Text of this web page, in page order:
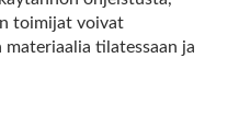
toimijat voivat
tilatessaan ja